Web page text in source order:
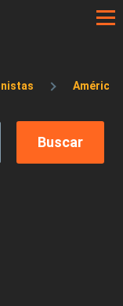
ayuda a la
América